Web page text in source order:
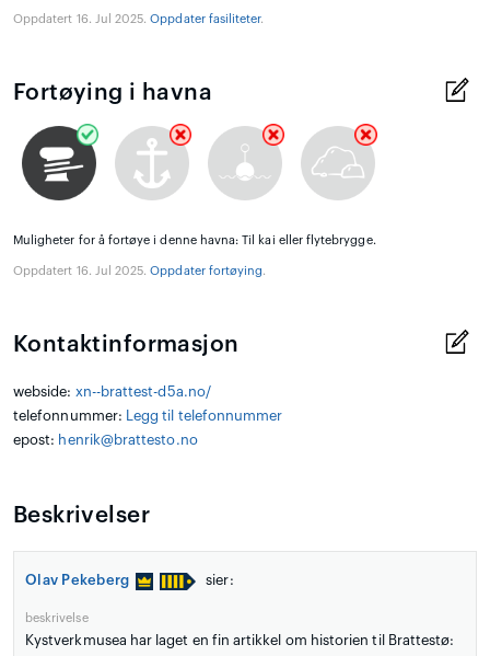
Oppdatert 16. Jul 2025.Oppdater fasiliteter.
Fortøying i havna
Muligheter for å fortøye i denne havna: Til kai eller flytebrygge.
Oppdatert 16. Jul 2025.Oppdater fortøying.
Kontaktinformasjon
webside: xn--brattest-d5a.no/
telefonnummer:
Legg til telefonnummer
epost: henrik@brattesto.no
Beskrivelser
Olav Pekeberg sier:
beskrivelse
Kystverkmusea har laget en fin artikkel om historien til Brattestø: